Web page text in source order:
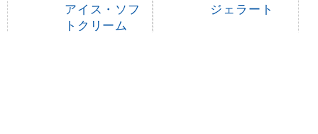
アイス・ソフ
トクリーム
ジェラート